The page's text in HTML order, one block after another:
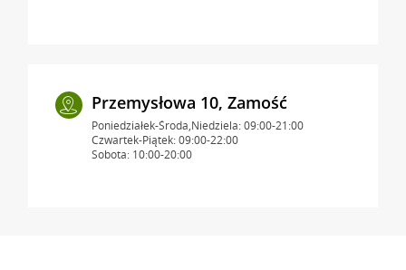
Przemysłowa 10, Zamość
Poniedziałek-Środa,Niedziela: 09:00-21:00
Czwartek-Piątek: 09:00-22:00
Sobota: 10:00-20:00